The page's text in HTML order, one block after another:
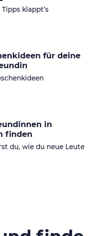
klappt‘s
für deine
in
finden
du, wie du neue Leute